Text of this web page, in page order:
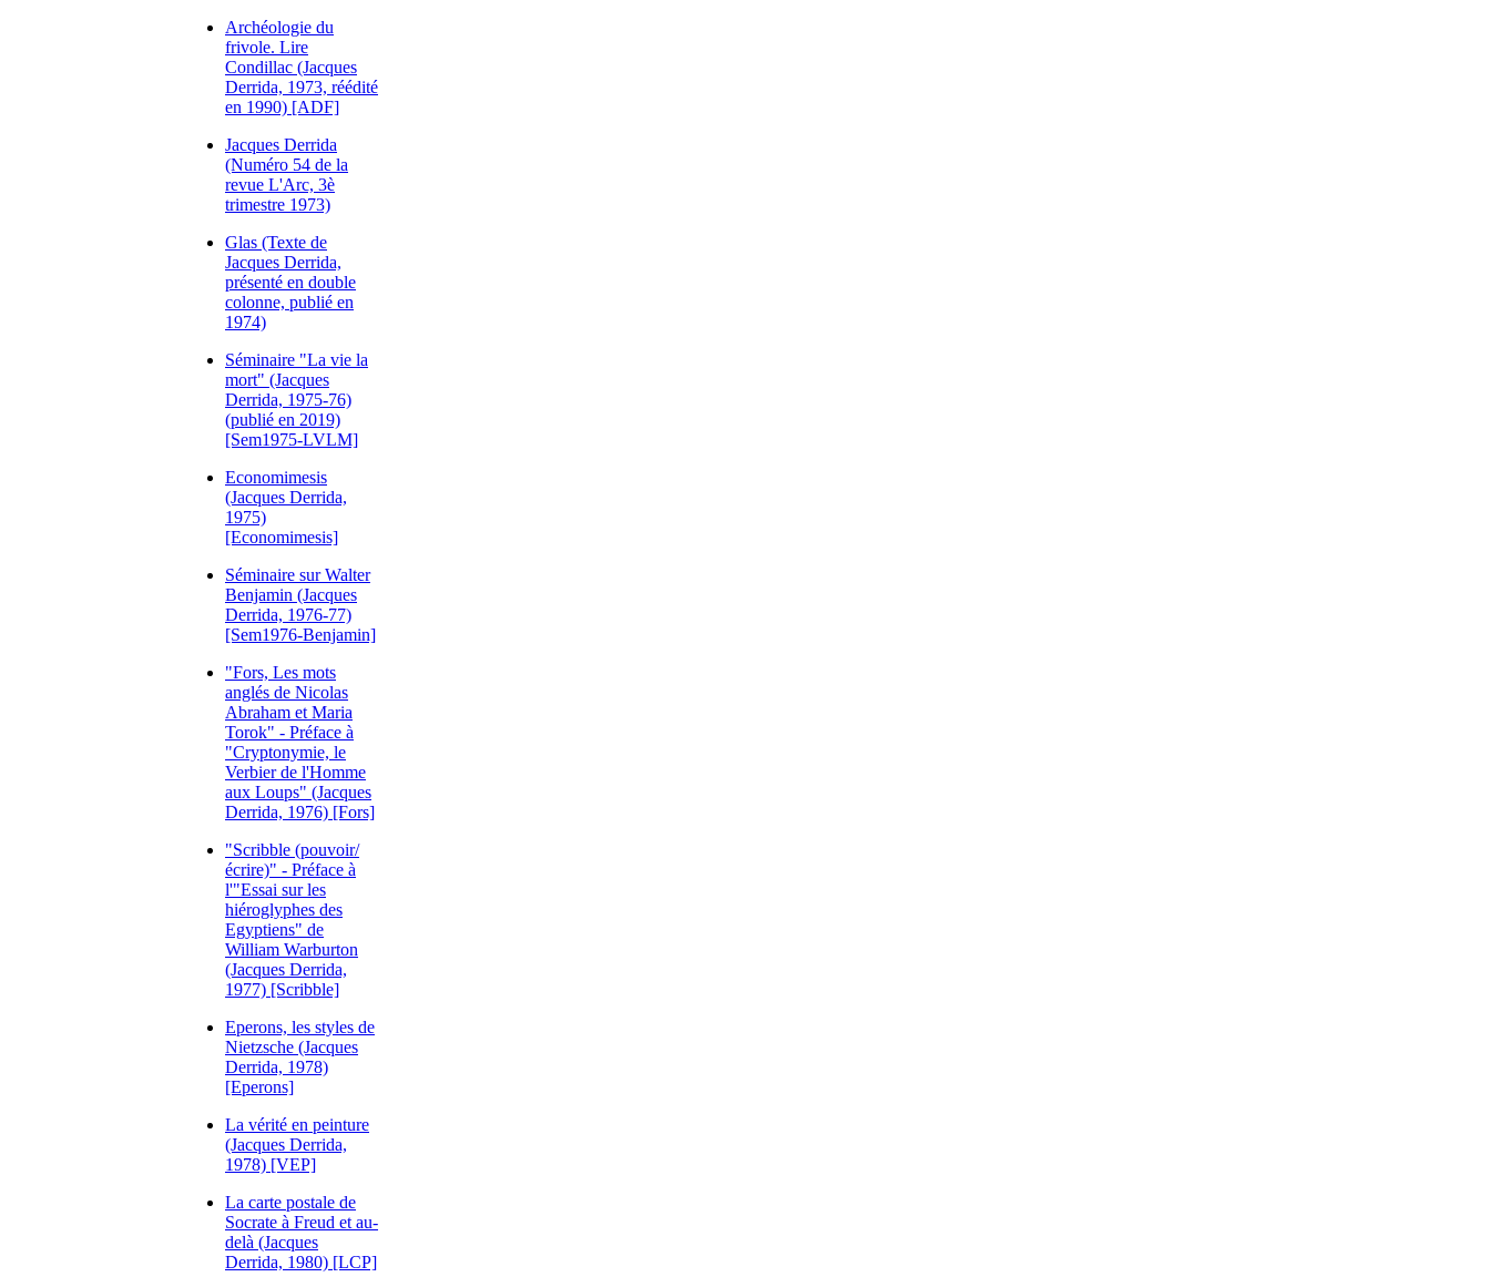
Archéologie du
frivole. Lire
Condillac (Jacques
Derrida, 1973, réédité
en 1990) [ADF]
Jacques Derrida
(Numéro 54 de la
revue L'Arc, 3è
trimestre 1973)
Glas (Texte de
Jacques Derrida,
présenté en double
colonne, publié en
1974)
Séminaire "La vie la
mort" (Jacques
Derrida, 1975-76)
(publié en 2019)
[Sem1975-LVLM]
Economimesis
(Jacques Derrida,
1975)
[Economimesis]
Séminaire sur Walter
Benjamin (Jacques
Derrida, 1976-77)
[Sem1976-Benjamin]
"Fors, Les mots
anglés de Nicolas
Abraham et Maria
Torok" - Préface à
"Cryptonymie, le
Verbier de l'Homme
aux Loups" (Jacques
Derrida, 1976) [Fors]
"Scribble (pouvoir/
écrire)" - Préface à
l'"Essai sur les
hiéroglyphes des
Egyptiens" de
William Warburton
(Jacques Derrida,
1977) [Scribble]
Eperons, les styles de
Nietzsche (Jacques
Derrida, 1978)
[Eperons]
La vérité en peinture
(Jacques Derrida,
1978) [VEP]
La carte postale de
Socrate à Freud et au-
delà (Jacques
Derrida, 1980) [LCP]